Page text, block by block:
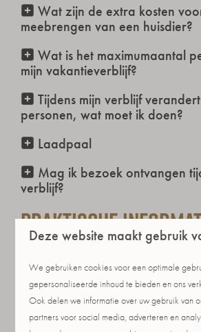
Wat zijn de extra kosten
meebrengen van een huisdier?
Wat is het maximumaantal
mijn vakantieverblijf?
Tijdens mijn verblijf
personen, wat moet ik doen?
Laadpaal
Mag ik bezoek ontvangen
verblijf?
Praktische
Reserveren voor 2026!
Waar vind ik de plattegrond
Deze website maakt gebruik
We gebruiken cookies voor een optimale
gepersonaliseerde inhoud te bieden en ons
Ook delen we informatie over uw gebruik van
partners voor social media, adverteren en